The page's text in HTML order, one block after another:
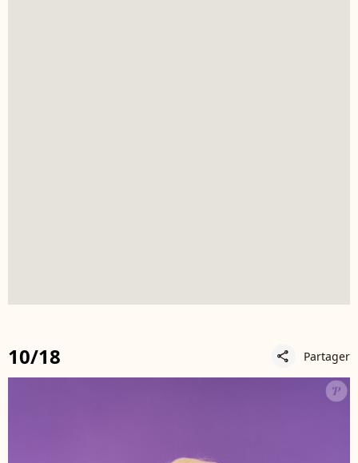
10/18 share Partager